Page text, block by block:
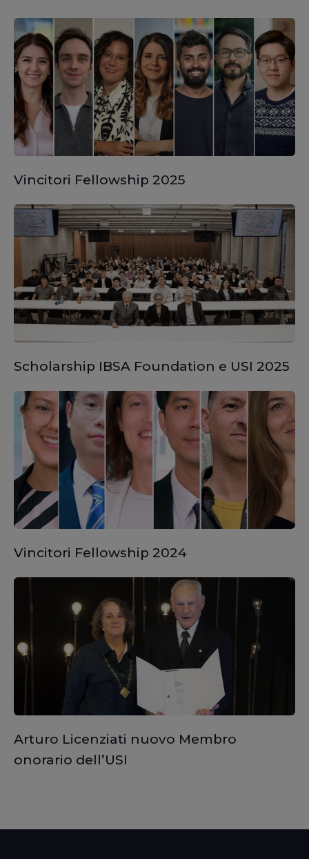
Vincitori Fellowship 2025
Scholarship IBSA Foundation e USI 2025
Vincitori Fellowship 2024
Arturo Licenziati nuovo Membro
onorario dell’USI